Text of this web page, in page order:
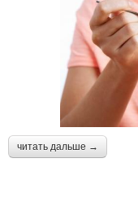
читать дальше →